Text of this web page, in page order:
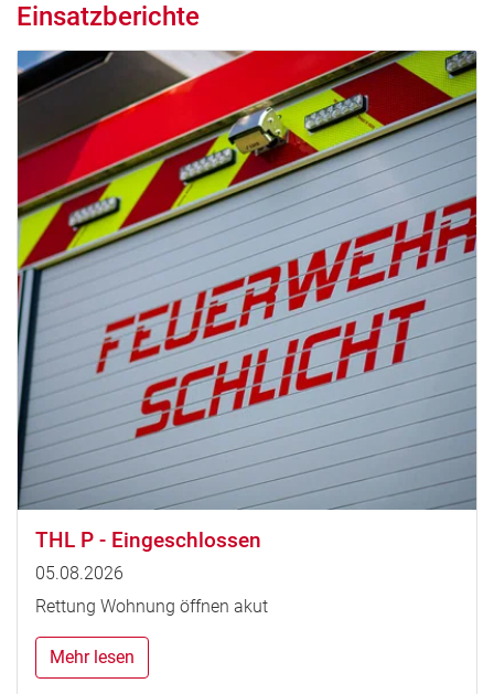
Einsatzberichte
THL P - Eingeschlossen
05.08.2026
Rettung Wohnung öffnen akut
Mehr lesen